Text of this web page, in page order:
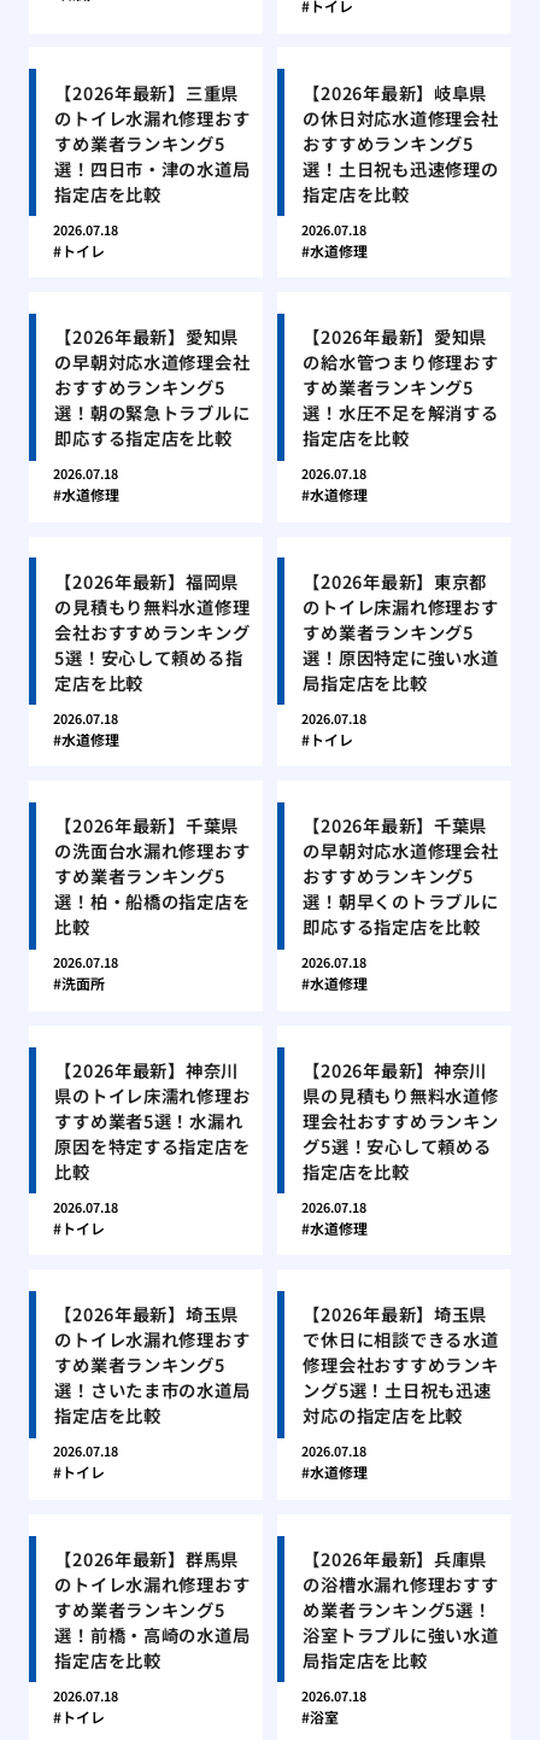
トイレ
【2026年最新】三重県
のトイレ水漏れ修理おす
すめ業者ランキング5
選！四日市・津の水道局
指定店を比較
2026.07.18
トイレ
【2026年最新】岐阜県
の休日対応水道修理会社
おすすめランキング5
選！土日祝も迅速修理の
指定店を比較
2026.07.18
水道修理
【2026年最新】愛知県
の早朝対応水道修理会社
おすすめランキング5
選！朝の緊急トラブルに
即応する指定店を比較
2026.07.18
水道修理
【2026年最新】愛知県
の給水管つまり修理おす
すめ業者ランキング5
選！水圧不足を解消する
指定店を比較
2026.07.18
水道修理
【2026年最新】福岡県
の見積もり無料水道修理
会社おすすめランキング
5選！安心して頼める指
定店を比較
2026.07.18
水道修理
【2026年最新】東京都
のトイレ床漏れ修理おす
すめ業者ランキング5
選！原因特定に強い水道
局指定店を比較
2026.07.18
トイレ
【2026年最新】千葉県
の洗面台水漏れ修理おす
すめ業者ランキング5
選！柏・船橋の指定店を
比較
2026.07.18
洗面所
【2026年最新】千葉県
の早朝対応水道修理会社
おすすめランキング5
選！朝早くのトラブルに
即応する指定店を比較
2026.07.18
水道修理
【2026年最新】神奈川
県のトイレ床濡れ修理お
すすめ業者5選！水漏れ
原因を特定する指定店を
比較
2026.07.18
トイレ
【2026年最新】神奈川
県の見積もり無料水道修
理会社おすすめランキン
グ5選！安心して頼める
指定店を比較
2026.07.18
水道修理
【2026年最新】埼玉県
のトイレ水漏れ修理おす
すめ業者ランキング5
選！さいたま市の水道局
指定店を比較
2026.07.18
トイレ
【2026年最新】埼玉県
で休日に相談できる水道
修理会社おすすめランキ
ング5選！土日祝も迅速
対応の指定店を比較
2026.07.18
水道修理
【2026年最新】群馬県
のトイレ水漏れ修理おす
すめ業者ランキング5
選！前橋・高崎の水道局
指定店を比較
2026.07.18
トイレ
【2026年最新】兵庫県
の浴槽水漏れ修理おすす
め業者ランキング5選！
浴室トラブルに強い水道
局指定店を比較
2026.07.18
浴室